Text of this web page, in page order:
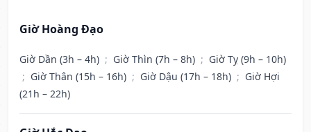
Giờ Hoàng Đạo
Giờ Dần (3h – 4h) ; Giờ Thìn (7h – 8h) ; Giờ Tỵ (9h – 10h)
; Giờ Thân (15h – 16h) ; Giờ Dậu (17h – 18h) ; Giờ Hợi
(21h – 22h)